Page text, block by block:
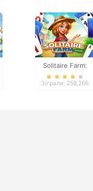
Solitaire Farm:
Seasons
Зіграли: 258,266